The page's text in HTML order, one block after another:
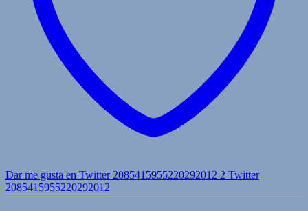
Dar me gusta en Twitter 2085415955220292012 2 Twitter
2085415955220292012